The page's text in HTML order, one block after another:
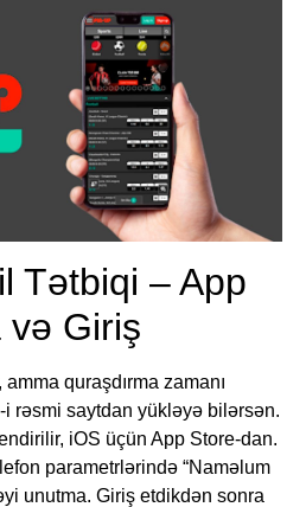
Tətbiqi – App
və Giriş
quraşdırma zamanı
rəsmi saytdan yükləyə bilərsən.
iOS üçün App Store-dan.
parametrlərində “Naməlum
unutma. Giriş etdikdən sonra